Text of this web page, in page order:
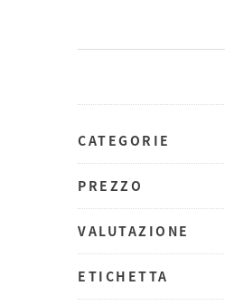
CATEGORIE
PREZZO
VALUTAZIONE
ETICHETTA